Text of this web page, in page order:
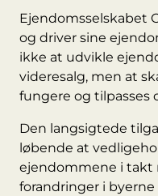
Ejendomsselskabet
og driver sine
ikke at udvikle
videresalg, men at
fungere og tilpasses
Den langsigtede
løbende at
ejendommene i takt
forandringer i